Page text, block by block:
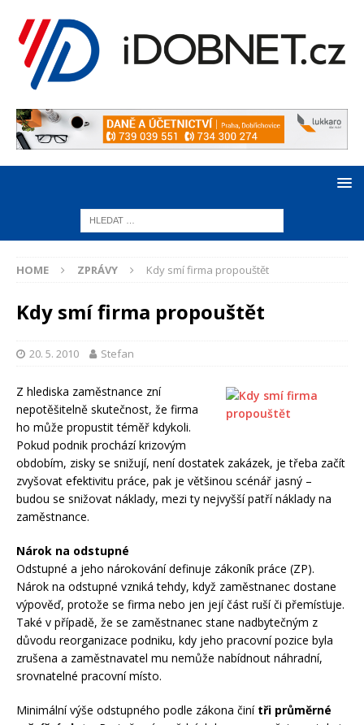
HOME ZPRÁVY Kdy smí firma propouštět
Kdy smí firma propouštět
20. 5. 2010 Stefan
Z hlediska zaměstnance zní
nepotěšitelně skutečnost, že firma
ho může propustit téměř kdykoli.
Pokud podnik prochází krizovým
obdobím, zisky se snižují, není dostatek zakázek, je třeba začít
zvyšovat efektivitu práce, pak je většinou scénář jasný –
budou se snižovat náklady, mezi ty nejvyšší patří náklady na
zaměstnance.
Nárok na odstupné
Odstupné a jeho nárokování definuje zákoník práce (ZP).
Nárok na odstupné vzniká tehdy, když zaměstnanec dostane
výpověď, protože se firma nebo jen její část ruší či přemísťuje.
Také v případě, že se zaměstnanec stane nadbytečným z
důvodu reorganizace podniku, kdy jeho pracovní pozice byla
zrušena a zaměstnavatel mu nemůže nabídnout náhradní,
srovnatelné pracovní místo.
Minimální výše odstupného podle zákona činí tři průměrné